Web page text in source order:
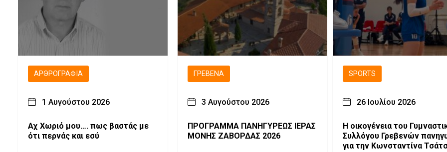
ΑΡΘΡΟΓΡΑΦΊΑ
1 Αυγούστου 2026
Αχ Χωριό μου…. πως βαστάς με
ότι περνάς και εσύ
ΓΡΕΒΕΝΆ
3 Αυγούστου 2026
ΠΡΟΓΡΑΜΜΑ ΠΑΝΗΓΥΡΕΩΣ ΙΕΡΑΣ
ΜΟΝΗΣ ΖΑΒΟΡΔΑΣ 2026
SPORTS
26 Ιουλίου 2026
H οικογένεια του
Συλλόγου Γρεβενών
για την Κωνσταντίνα